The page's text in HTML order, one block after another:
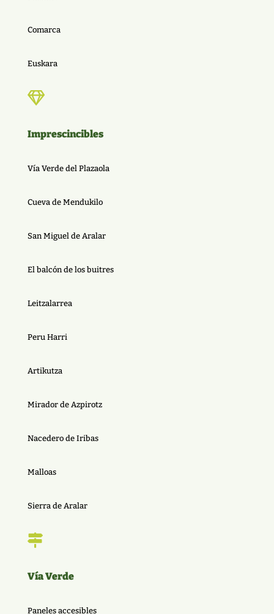
Comarca
Euskara

Imprescincibles
Vía Verde del Plazaola
Cueva de Mendukilo
San Miguel de Aralar
El balcón de los buitres
Leitzalarrea
Peru Harri
Artikutza
Mirador de Azpirotz
Nacedero de Iribas
Malloas
Sierra de Aralar

Vía Verde
Paneles accesibles